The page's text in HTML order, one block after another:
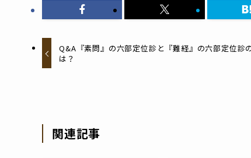
Q&A『素問』の六部定位診と『難経』の六部定位診
は？
関連記事